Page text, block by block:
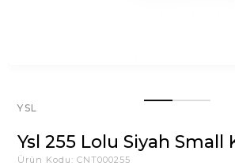
YSL
Ysl 255 Lolu Siyah Small
Ürün Kodu: CNT000255